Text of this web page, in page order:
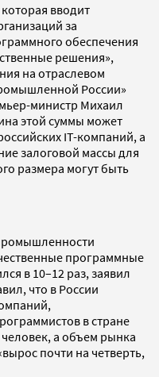
вводит
за
обеспечения
решения»,
на отраслевом
России»
министр Михаил
этой суммы может
IT-компаний, а
залоговой массы для
размера могут быть
программные
в 10–12 раз, заявил
что в России
в стране
а объем рынка
почти на четверть,